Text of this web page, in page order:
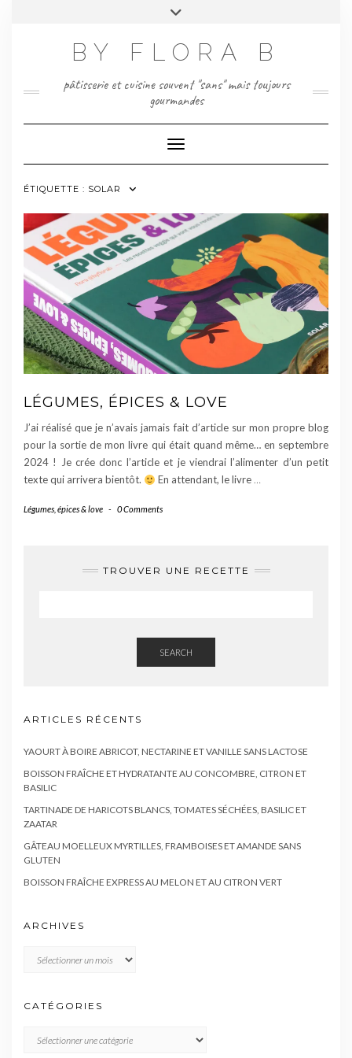
BY FLORA B
pâtisserie et cuisine souvent "sans" mais toujours
gourmandes
Toggle Navigation
ÉTIQUETTE : SOLAR
LÉGUMES, ÉPICES & LOVE
J’ai réalisé que je n’avais jamais fait d’article sur mon propre blog
pour la sortie de mon livre qui était quand même… en septembre
2024 ! Je crée donc l’article et je viendrai l’alimenter d’un petit
texte qui arrivera bientôt.
En attendant, le livre…
Légumes, épices & love - 0 Comments
TROUVER UNE RECETTE
SEARCH
ARTICLES RÉCENTS
YAOURT À BOIRE ABRICOT, NECTARINE ET VANILLE SANS LACTOSE
BOISSON FRAÎCHE ET HYDRATANTE AU CONCOMBRE, CITRON ET
BASILIC
TARTINADE DE HARICOTS BLANCS, TOMATES SÉCHÉES, BASILIC ET
ZAATAR
GÂTEAU MOELLEUX MYRTILLES, FRAMBOISES ET AMANDE SANS
GLUTEN
BOISSON FRAÎCHE EXPRESS AU MELON ET AU CITRON VERT
ARCHIVES
CATÉGORIES